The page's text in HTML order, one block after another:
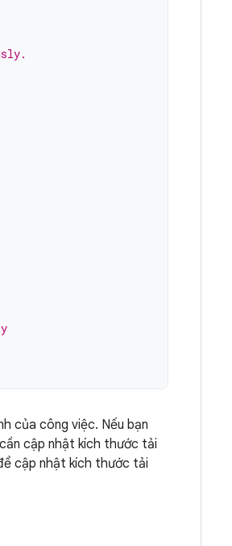
của công việc. Nếu bạn
cập nhật kích thước tải
cập nhật kích thước tải